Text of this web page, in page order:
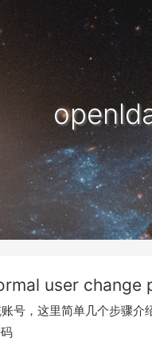
user change
号，这里简单几个步骤介